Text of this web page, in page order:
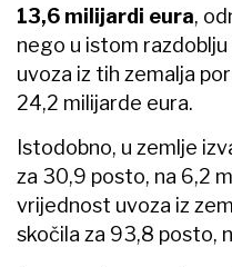
13,6 milijardi eura,
nego u istom
uvoza iz tih zemalja
24,2 milijarde eura.
Istodobno, u zemlje
za 30,9 posto, na 6,2
vrijednost uvoza iz
skočila za 93,8 posto,